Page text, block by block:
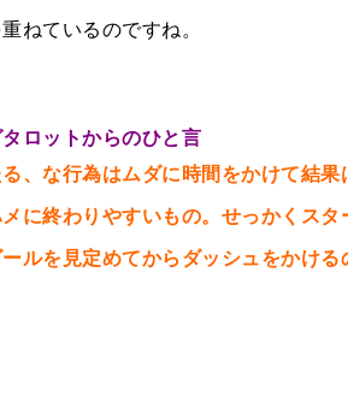
ねているのですね。
ロットからのひと言
、な行為はムダに時間をかけて結
に終わりやすいもの。せっかくス
ルを見定めてからダッシュをかけ